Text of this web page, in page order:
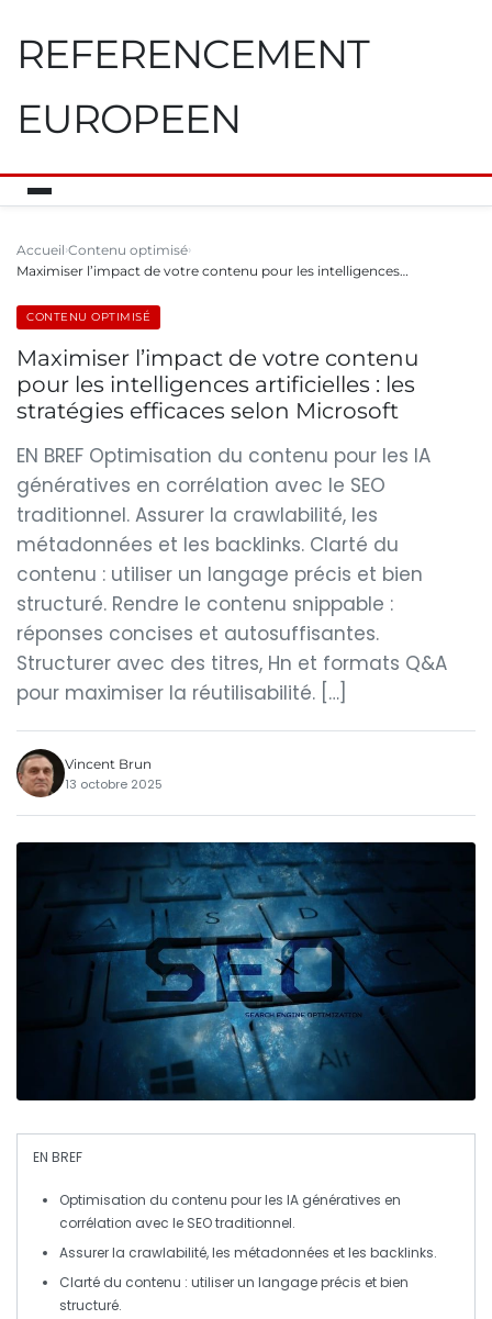
REFERENCEMENT
EUROPEEN
Accueil Contenu optimisé
Maximiser l’impact de votre contenu pour les intelligences…
CONTENU OPTIMISÉ
Maximiser l’impact de votre contenu
pour les intelligences artificielles : les
stratégies efficaces selon Microsoft
EN BREF Optimisation du contenu pour les IA
génératives en corrélation avec le SEO
traditionnel. Assurer la crawlabilité, les
métadonnées et les backlinks. Clarté du
contenu : utiliser un langage précis et bien
structuré. Rendre le contenu snippable :
réponses concises et autosuffisantes.
Structurer avec des titres, Hn et formats Q&A
pour maximiser la réutilisabilité. […]
Vincent Brun
13 octobre 2025
EN BREF
Optimisation du contenu pour les IA génératives en
corrélation avec le SEO traditionnel.
Assurer la crawlabilité, les métadonnées et les backlinks.
Clarté du contenu : utiliser un langage précis et bien
structuré.